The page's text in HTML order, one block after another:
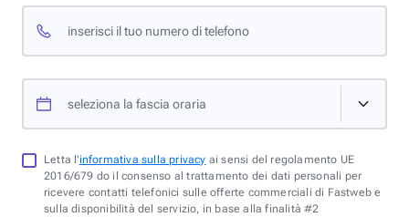
inserisci il tuo numero di telefono
seleziona la fascia oraria
Letta l'informativa sulla privacy ai sensi del regolamento UE
2016/679 do il consenso al trattamento dei dati personali per
ricevere contatti telefonici sulle offerte commerciali di Fastweb e
sulla disponibilità del servizio, in base alla finalità #2